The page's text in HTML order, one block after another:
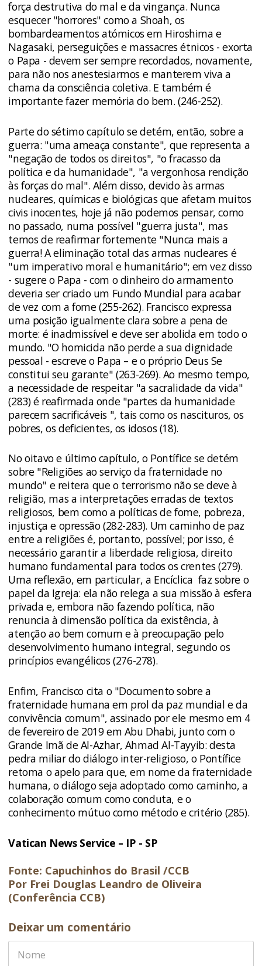
força destrutiva do mal e da vingança. Nunca
esquecer "horrores" como a Shoah, os
bombardeamentos atómicos em Hiroshima e
Nagasaki, perseguições e massacres étnicos - exorta
o Papa - devem ser sempre recordados, novamente,
para não nos anestesiarmos e manterem viva a
chama da consciência coletiva. E também é
importante fazer memória do bem. (246-252).
Parte do sétimo capítulo se detém, então, sobre a
guerra: "uma ameaça constante", que representa a
"negação de todos os direitos", "o fracasso da
política e da humanidade", "a vergonhosa rendição
às forças do mal". Além disso, devido às armas
nucleares, químicas e biológicas que afetam muitos
civis inocentes, hoje já não podemos pensar, como
no passado, numa possível "guerra justa", mas
temos de reafirmar fortemente "Nunca mais a
guerra! A eliminação total das armas nucleares é
"um imperativo moral e humanitário"; em vez disso
- sugere o Papa - com o dinheiro do armamento
deveria ser criado um Fundo Mundial para acabar
de vez com a fome (255-262). Francisco expressa
uma posição igualmente clara sobre a pena de
morte: é inadmissível e deve ser abolida em todo o
mundo. "O homicida não perde a sua dignidade
pessoal - escreve o Papa – e o próprio Deus Se
constitui seu garante" (263-269). Ao mesmo tempo,
a necessidade de respeitar "a sacralidade da vida"
(283) é reafirmada onde "partes da humanidade
parecem sacrificáveis ", tais como os nascituros, os
pobres, os deficientes, os idosos (18).
No oitavo e último capítulo, o Pontífice se detém
sobre "Religiões ao serviço da fraternidade no
mundo" e reitera que o terrorismo não se deve à
religião, mas a interpretações erradas de textos
religiosos, bem como a políticas de fome, pobreza,
injustiça e opressão (282-283). Um caminho de paz
entre a religiões é, portanto, possível; por isso, é
necessário garantir a liberdade religiosa, direito
humano fundamental para todos os crentes (279).
Uma reflexão, em particular, a Encíclica faz sobre o
papel da Igreja: ela não relega a sua missão à esfera
privada e, embora não fazendo política, não
renuncia à dimensão política da existência, à
atenção ao bem comum e à preocupação pelo
desenvolvimento humano integral, segundo os
princípios evangélicos (276-278).
Enfim, Francisco cita o "Documento sobre a
fraternidade humana em prol da paz mundial e da
convivência comum", assinado por ele mesmo em 4
de fevereiro de 2019 em Abu Dhabi, junto com o
Grande Imã de Al-Azhar, Ahmad Al-Tayyib: desta
pedra miliar do diálogo inter-religioso, o Pontífice
retoma o apelo para que, em nome da fraternidade
humana, o diálogo seja adoptado como caminho, a
colaboração comum como conduta, e o
conhecimento mútuo como método e critério (285).
Vatican News Service – IP - SP
Fonte: Capuchinhos do Brasil /CCB
Por Frei Douglas Leandro de Oliveira
(Conferência CCB)
Deixar um comentário